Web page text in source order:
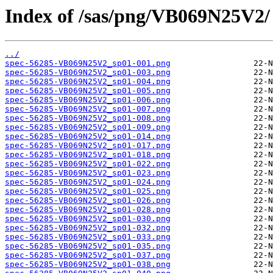
Index of /sas/png/VB069N25V2/
../
spec-56285-VB069N25V2_sp01-001.png
spec-56285-VB069N25V2_sp01-003.png
spec-56285-VB069N25V2_sp01-004.png
spec-56285-VB069N25V2_sp01-005.png
spec-56285-VB069N25V2_sp01-006.png
spec-56285-VB069N25V2_sp01-007.png
spec-56285-VB069N25V2_sp01-008.png
spec-56285-VB069N25V2_sp01-009.png
spec-56285-VB069N25V2_sp01-014.png
spec-56285-VB069N25V2_sp01-017.png
spec-56285-VB069N25V2_sp01-018.png
spec-56285-VB069N25V2_sp01-022.png
spec-56285-VB069N25V2_sp01-023.png
spec-56285-VB069N25V2_sp01-024.png
spec-56285-VB069N25V2_sp01-025.png
spec-56285-VB069N25V2_sp01-026.png
spec-56285-VB069N25V2_sp01-028.png
spec-56285-VB069N25V2_sp01-030.png
spec-56285-VB069N25V2_sp01-032.png
spec-56285-VB069N25V2_sp01-033.png
spec-56285-VB069N25V2_sp01-035.png
spec-56285-VB069N25V2_sp01-037.png
spec-56285-VB069N25V2_sp01-038.png